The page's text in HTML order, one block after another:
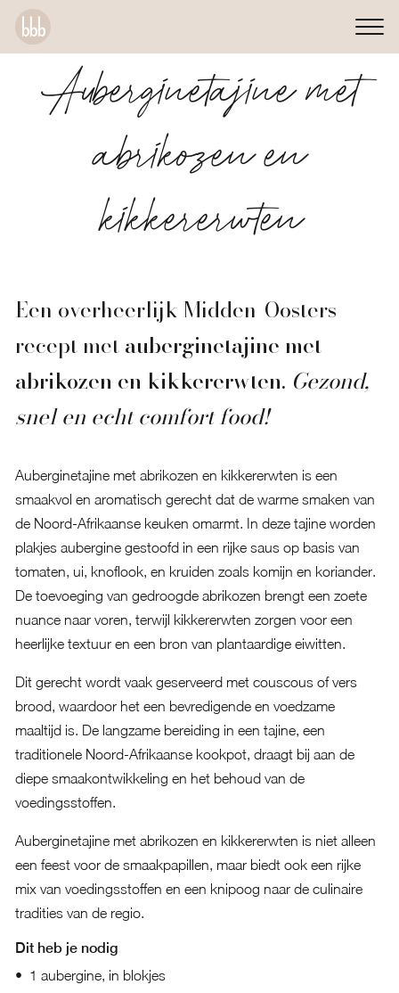
Auberginetajine met
abrikozen en
kikkererwten
Een overheerlijk Midden-Oosters
recept metauberginetajine met
abrikozen en kikkererwten. Gezond,
snel en echt comfort food!
Auberginetajine met abrikozen en kikkererwten is een
smaakvol en aromatisch gerecht dat de warme smaken van
de Noord-Afrikaanse keuken omarmt. In deze tajine worden
plakjes aubergine gestoofd in een rijke saus op basis van
tomaten, ui, knoflook, en kruiden zoals komijn en koriander.
De toevoeging van gedroogde abrikozen brengt een zoete
nuance naar voren, terwijl kikkererwten zorgen voor een
heerlijke textuur en een bron van plantaardige eiwitten.
Dit gerecht wordt vaak geserveerd met couscous of vers
brood, waardoor het een bevredigende en voedzame
maaltijd is. De langzame bereiding in een tajine, een
traditionele Noord-Afrikaanse kookpot, draagt bij aan de
diepe smaakontwikkeling en het behoud van de
voedingsstoffen.
Auberginetajine met abrikozen en kikkererwten is niet alleen
een feest voor de smaakpapillen, maar biedt ook een rijke
mix van voedingsstoffen en een knipoog naar de culinaire
tradities van de regio.
Dit heb je nodig
1 aubergine, in blokjes